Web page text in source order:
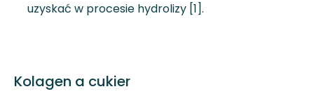
uzyskać w procesie hydrolizy [1].
Kolagen a cukier